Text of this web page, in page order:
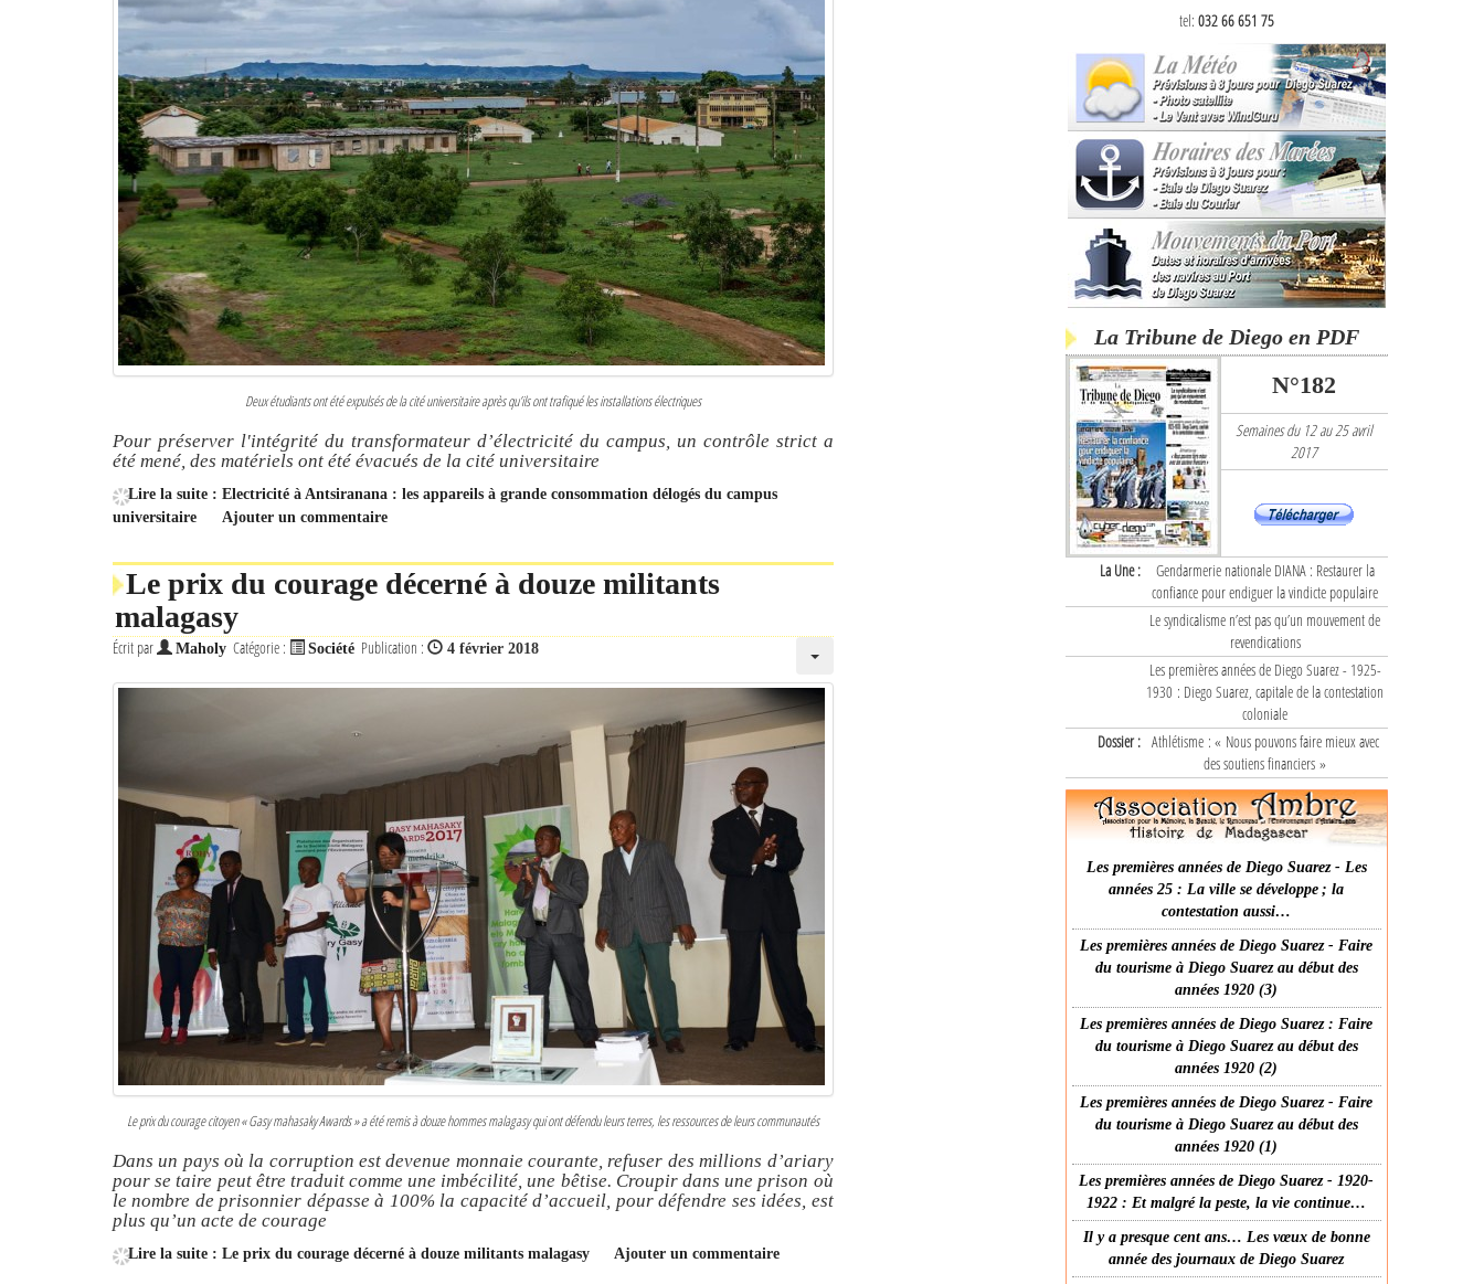
Deux étudiants ont été expulsés de la cité universitaire après qu’ils ont trafiqué les installations électriques
Pour préserver l'intégrité du transformateur d’électricité du campus, un contrôle strict a
été mené, des matériels ont été évacués de la cité universitaire
Lire la suite : Electricité à Antsiranana : les appareils à grande consommation délogés du campus
universitaire
Ajouter un commentaire
Le prix du courage décerné à douze militants
malagasy
Écrit par Maholy Catégorie : Société Publication : 4 février 2018
Le prix du courage citoyen « Gasy mahasaky Awards » a été remis à douze hommes malagasy qui ont défendu leurs terres, les ressources de leurs communautés
Dans un pays où la corruption est devenue monnaie courante, refuser des millions d’ariary
pour se taire peut être traduit comme une imbécilité, une bêtise. Croupir dans une prison où
le nombre de prisonnier dépasse à 100% la capacité d’accueil, pour défendre ses idées, est
plus qu’un acte de courage
Lire la suite : Le prix du courage décerné à douze militants malagasy Ajouter un commentaire
tel: 032 66 651 75
La Tribune de Diego en PDF
N°182
Semaines du 12 au 25 avril
2017
La Une :
Gendarmerie nationale DIANA : Restaurer la
confiance pour endiguer la vindicte populaire
Le syndicalisme n’est pas qu’un mouvement de
revendications
Les premières années de Diego Suarez - 1925-
1930 : Diego Suarez, capitale de la contestation
coloniale
Dossier : Athlétisme : « Nous pouvons faire mieux avec
des soutiens financiers »
Les premières années de Diego Suarez - Les
années 25 : La ville se développe ; la
contestation aussi…
Les premières années de Diego Suarez - Faire
du tourisme à Diego Suarez au début des
années 1920 (3)
Les premières années de Diego Suarez : Faire
du tourisme à Diego Suarez au début des
années 1920 (2)
Les premières années de Diego Suarez - Faire
du tourisme à Diego Suarez au début des
années 1920 (1)
Les premières années de Diego Suarez - 1920-
1922 : Et malgré la peste, la vie continue…
Il y a presque cent ans… Les vœux de bonne
année des journaux de Diego Suarez